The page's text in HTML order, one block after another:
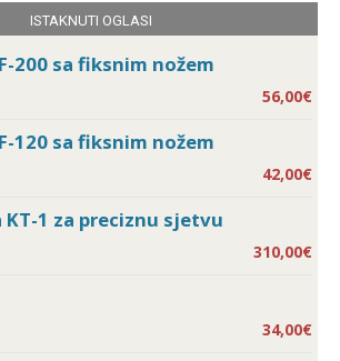
ISTAKNUTI OGLASI
200 sa fiksnim nožem
56,00€
120 sa fiksnim nožem
42,00€
KT-1 za preciznu sjetvu
310,00€
34,00€